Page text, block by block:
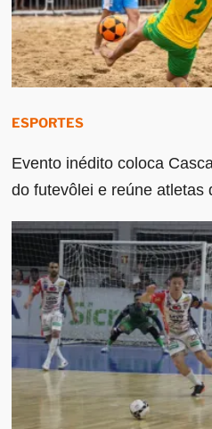
ESPORTES
Evento inédito coloca
do futevôlei e reúne atletas